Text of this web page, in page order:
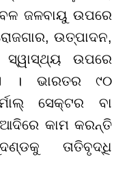
ଜଳବାୟୁ ଉପରେ
ଉତ୍ପାଦନ,
ସ୍ୱାସ୍ଥ୍ୟ ଉପରେ
। ଭାରତର ୯୦
ସେକ୍ଟର ବା
ଆଦିରେ କାମ କରନ୍ତି
ତାତିବୃଦ୍ଧି